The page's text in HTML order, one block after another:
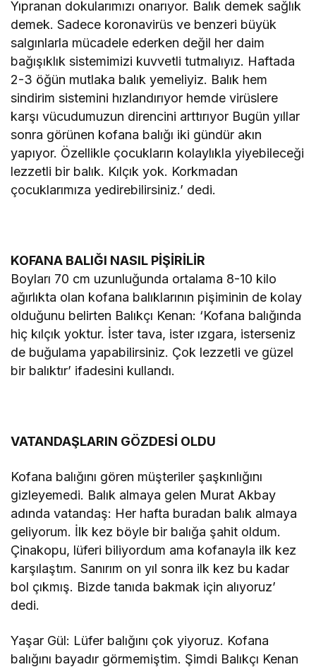
Yıpranan dokularımızı onarıyor. Balık demek sağlık
demek. Sadece koronavirüs ve benzeri büyük
salgınlarla mücadele ederken değil her daim
bağışıklık sistemimizi kuvvetli tutmalıyız. Haftada
2-3 öğün mutlaka balık yemeliyiz. Balık hem
sindirim sistemini hızlandırıyor hemde virüslere
karşı vücudumuzun direncini arttırıyor Bugün yıllar
sonra görünen kofana balığı iki gündür akın
yapıyor. Özellikle çocukların kolaylıkla yiyebileceği
lezzetli bir balık. Kılçık yok. Korkmadan
çocuklarımıza yedirebilirsiniz.’ dedi.
KOFANA BALIĞI NASIL PİŞİRİLİR
Boyları 70 cm uzunluğunda ortalama 8-10 kilo
ağırlıkta olan kofana balıklarının pişiminin de kolay
olduğunu belirten Balıkçı Kenan: ‘Kofana balığında
hiç kılçık yoktur. İster tava, ister ızgara, isterseniz
de buğulama yapabilirsiniz. Çok lezzetli ve güzel
bir balıktır’ ifadesini kullandı.
VATANDAŞLARIN GÖZDESİ OLDU
Kofana balığını gören müşteriler şaşkınlığını
gizleyemedi. Balık almaya gelen Murat Akbay
adında vatandaş: Her hafta buradan balık almaya
geliyorum. İlk kez böyle bir balığa şahit oldum.
Çinakopu, lüferi biliyordum ama kofanayla ilk kez
karşılaştım. Sanırım on yıl sonra ilk kez bu kadar
bol çıkmış. Bizde tanıda bakmak için alıyoruz’
dedi.
Yaşar Gül: Lüfer balığını çok yiyoruz. Kofana
balığını bayadır görmemiştim. Şimdi Balıkçı Kenan